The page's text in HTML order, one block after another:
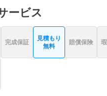
ービス
完成保証
見積もり
無料
賠償保険